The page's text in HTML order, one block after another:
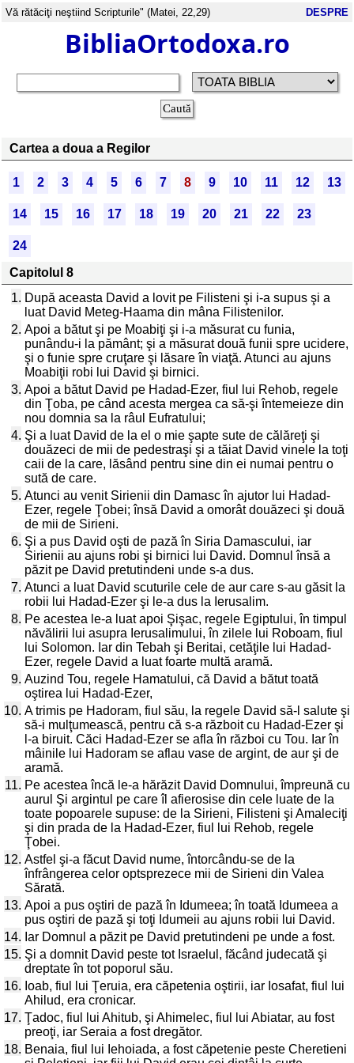
Vă rătăciţi neştiind Scripturile" (Matei, 22,29) DESPRE
BibliaOrtodoxa.ro
Cartea a doua a Regilor
1 2 3 4 5 6 7 8 9 10 11 12 13
14 15 16 17 18 19 20 21 22 23
24
Capitolul 8
1. După aceasta David a lovit pe Filisteni şi i-a supus şi a
luat David Meteg-Haama din mâna Filistenilor.
2. Apoi a bătut şi pe Moabiţi şi i-a măsurat cu funia,
punându-i la pământ; şi a măsurat două funii spre ucidere,
şi o funie spre cruţare şi lăsare în viaţă. Atunci au ajuns
Moabiţii robi lui David şi birnici.
3. Apoi a bătut David pe Hadad-Ezer, fiul lui Rehob, regele
din Ţoba, pe când acesta mergea ca să-şi întemeieze din
nou domnia sa la râul Eufratului;
4. Şi a luat David de la el o mie şapte sute de călăreţi şi
douăzeci de mii de pedestraşi şi a tăiat David vinele la toţi
caii de la care, lăsând pentru sine din ei numai pentru o
sută de care.
5. Atunci au venit Sirienii din Damasc în ajutor lui Hadad-
Ezer, regele Ţobei; însă David a omorât douăzeci şi două
de mii de Sirieni.
6. Şi a pus David oşti de pază în Siria Damascului, iar
Sirienii au ajuns robi şi birnici lui David. Domnul însă a
păzit pe David pretutindeni unde s-a dus.
7. Atunci a luat David scuturile cele de aur care s-au găsit la
robii lui Hadad-Ezer şi le-a dus la Ierusalim.
8. Pe acestea le-a luat apoi Şişac, regele Egiptului, în timpul
năvălirii lui asupra Ierusalimului, în zilele lui Roboam, fiul
lui Solomon. Iar din Tebah şi Beritai, cetăţile lui Hadad-
Ezer, regele David a luat foarte multă aramă.
9. Auzind Tou, regele Hamatului, că David a bătut toată
oştirea lui Hadad-Ezer,
10. A trimis pe Hadoram, fiul său, la regele David să-l salute şi
să-i mulţumească, pentru că s-a războit cu Hadad-Ezer şi
l-a biruit. Căci Hadad-Ezer se afla în război cu Tou. Iar în
mâinile lui Hadoram se aflau vase de argint, de aur şi de
aramă.
11. Pe acestea încă le-a hărăzit David Domnului, împreună cu
aurul Şi argintul pe care îl afierosise din cele luate de la
toate popoarele supuse: de la Sirieni, Filisteni şi Amaleciţi
şi din prada de la Hadad-Ezer, fiul lui Rehob, regele
Ţobei.
12. Astfel şi-a făcut David nume, întorcându-se de la
înfrângerea celor optsprezece mii de Sirieni din Valea
Sărată.
13. Apoi a pus oştiri de pază în Idumeea; în toată Idumeea a
pus oştiri de pază şi toţi Idumeii au ajuns robii lui David.
14. Iar Domnul a păzit pe David pretutindeni pe unde a fost.
15. Şi a domnit David peste tot Israelul, făcând judecată şi
dreptate în tot poporul său.
16. Ioab, fiul lui Ţeruia, era căpetenia oştirii, iar Iosafat, fiul lui
Ahilud, era cronicar.
17. Ţadoc, fiul lui Ahitub, şi Ahimelec, fiul lui Abiatar, au fost
preoţi, iar Seraia a fost dregător.
18. Benaia, fiul lui Iehoiada, a fost căpetenie peste Cheretieni